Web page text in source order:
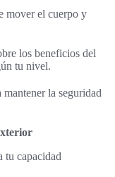
mover el cuerpo y
los beneficios del
tu nivel.
la seguridad
tu capacidad